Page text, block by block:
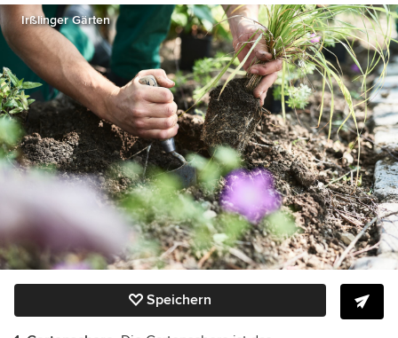
Irßlinger Gärten
Speichern